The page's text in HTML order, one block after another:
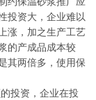
投资大，企业难以
涨，加之生产工艺
的产成品成本较
其两倍多，使用保
投资，企业在投